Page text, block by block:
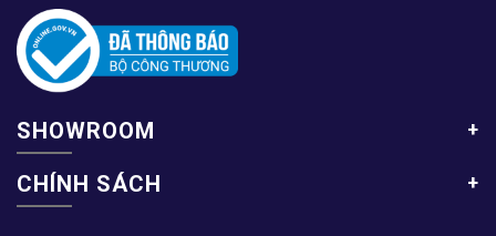
SHOWROOM
CHÍNH SÁCH